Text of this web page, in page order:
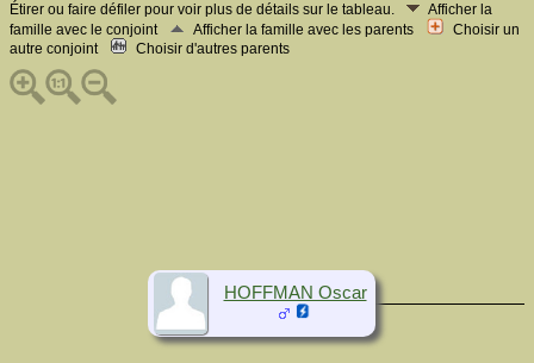
Étirer ou faire défiler pour voir plus de détails sur le tableau.
Afficher la
famille avec le conjoint
Afficher la famille avec les parents
Choisir un
autre conjoint
Choisir d'autres parents
HOFFMAN Oscar